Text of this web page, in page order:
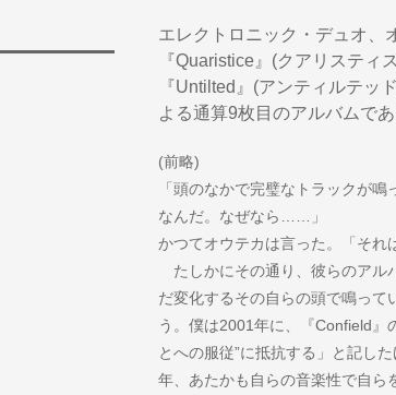
エレクトロニック・デュオ、
『Quaristice』(クアリスティ
『Untilted』(アンティルテッ
よる通算9枚目のアルバムであ
(前略)
「頭のなかで完璧なトラックが
なんだ。なぜなら……」
かつてオウテカは言った。「それ
たしかにその通り、彼らのアル
だ変化するその自らの頭で鳴って
う。僕は2001年に、『Confield』
とへの服従”に抵抗する」と記し
年、あたかも自らの音楽性で自ら